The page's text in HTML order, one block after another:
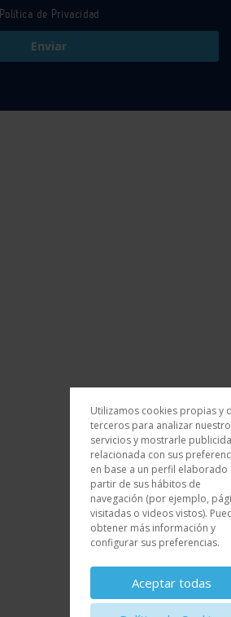
Política de Privacidad
Enviar
Utilizamos cookies propias y
terceros para analizar
servicios y mostrarle
relacionada con sus
en base a un perfil elaborado
partir de sus hábitos de
navegación (por ejemplo,
visitadas o videos vistos).
obtener más información y
configurar sus preferencias.
Aceptar todas